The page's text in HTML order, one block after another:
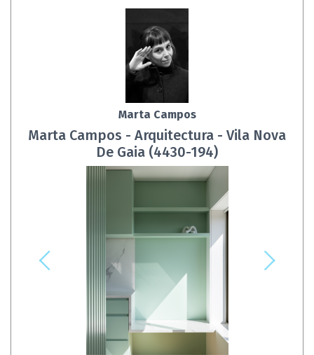
Marta Campos
Marta Campos - Arquitectura - Vila Nova
De Gaia (4430-194)